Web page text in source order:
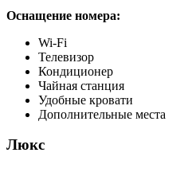
Оснащение номера:
Wi-Fi
Телевизор
Кондиционер
Чайная станция
Удобные кровати
Дополнительные места
Люкс